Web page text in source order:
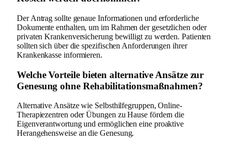
Der Antrag sollte genaue Informationen und erforderliche
Dokumente enthalten, um im Rahmen der gesetzlichen oder
privaten Krankenversicherung bewilligt zu werden. Patienten
sollten sich über die spezifischen Anforderungen ihrer
Krankenkasse informieren.
Welche Vorteile bieten alternative Ansätze zur
Genesung ohne Rehabilitationsmaßnahmen?
Alternative Ansätze wie Selbsthilfegruppen, Online-
Therapiezentren oder Übungen zu Hause fördern die
Eigenverantwortung und ermöglichen eine proaktive
Herangehensweise an die Genesung.